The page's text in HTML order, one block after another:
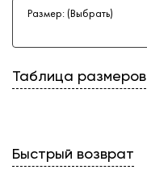
Размер: (Выбрать)
Таблица размеров
Быстрый возврат